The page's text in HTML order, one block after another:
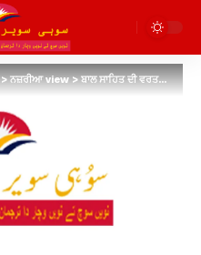
ਨਜ਼ਰੀਆ view>ਬਾਲ ਸਾਹਿਤ ਦੀ ਵਰਤਮਾਨ ਸਥਿਤੀ – ਪ੍ਰਿੰ: ਹਰੀ ਕ੍ਰਿਸ਼ਨ ਮਾਇਰ